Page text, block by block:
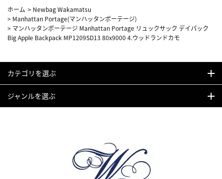
ホーム > Newbag Wakamatsu
> Manhattan Portage(マンハッタンポーテージ)
> マンハッタンポーテージ Manhattan Portage リュックサック デイパック
Big Apple Backpack MP1209SD13 80x9000 4.ウッドランドカモ
カテゴリを選ぶ
ジャンルを選ぶ